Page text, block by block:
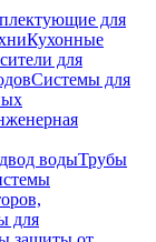
для
Кухонные
для
Системы для
водыТрубы
для